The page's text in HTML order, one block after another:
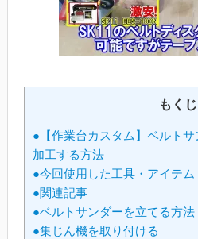
もくじ
●【作業台カスタム】ベルト
加工する方法
●今回使用した工具・アイテム
●関連記事
●ベルトサンダーを立てる方法
●集じん機を取り付ける